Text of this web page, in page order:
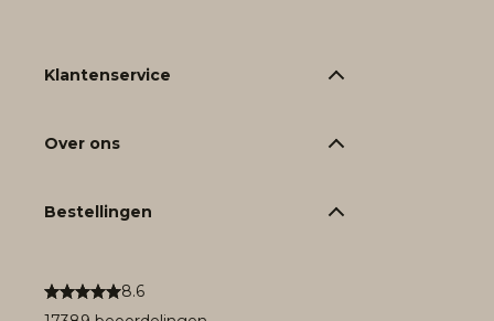
8.6
Klantenservice
Over ons
Bestellingen